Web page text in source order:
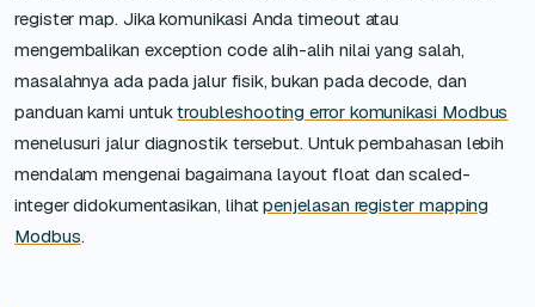
register map. Jika komunikasi Anda timeout atau
mengembalikan exception code alih-alih nilai yang salah,
masalahnya ada pada jalur fisik, bukan pada decode, dan
panduan kami untuktroubleshooting error komunikasi Modbus
menelusuri jalur diagnostik tersebut. Untuk pembahasan lebih
mendalam mengenai bagaimana layout float dan scaled-
integer didokumentasikan, lihatpenjelasan register mapping
Modbus.